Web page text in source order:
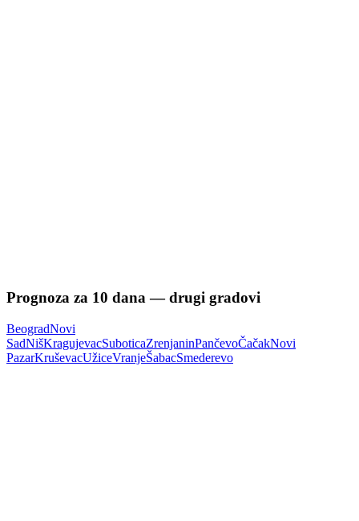
Prognoza za 10 dana — drugi gradovi
BeogradNovi
SadNišKragujevacSuboticaZrenjaninPančevoČačakNovi
PazarKruševacUžiceVranjeŠabacSmederevo